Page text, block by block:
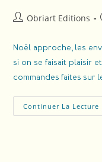
Obriart Editions
Noël approche, les
si on se faisait plaisir
commandes faites sur
Continuer La Lecture